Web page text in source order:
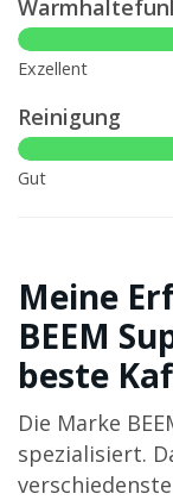
Exzellent
Reinigung
Gut
Meine
BEEM
beste
Die Marke
spezialisiert.